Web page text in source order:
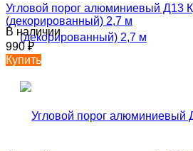
Угловой порог алюминиевый Д13
(декорированный) 2,7 м
В наличии
990 ₽
Купить